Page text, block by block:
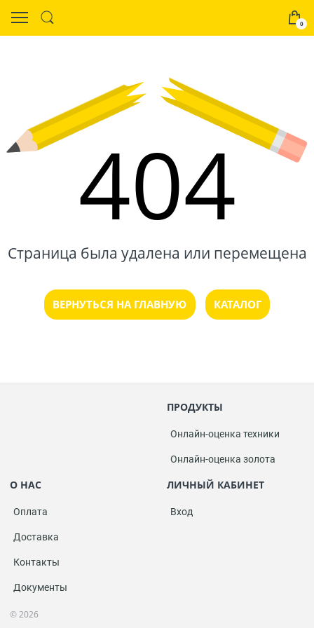
0
404
Страница была удалена или перемещена
ВЕРНУТЬСЯ НА ГЛАВНУЮ КАТАЛОГ
ПРОДУКТЫ
Онлайн-оценка техники
Онлайн-оценка золота
О НАС
Оплата
Доставка
Контакты
Документы
ЛИЧНЫЙ КАБИНЕТ
Вход
© 2026